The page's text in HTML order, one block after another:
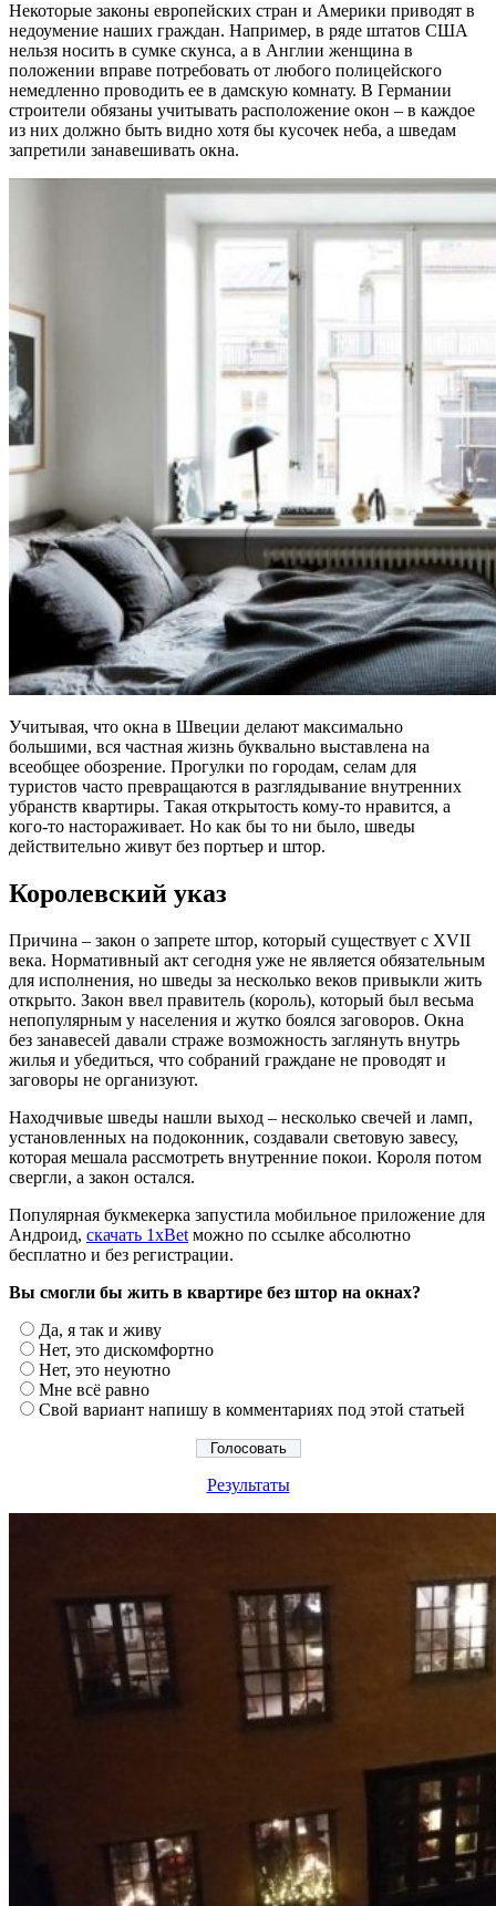
Некоторые законы европейских стран и Америки приводят в
недоумение наших граждан. Например, в ряде штатов США
нельзя носить в сумке скунса, а в Англии женщина в
положении вправе потребовать от любого полицейского
немедленно проводить ее в дамскую комнату. В Германии
строители обязаны учитывать расположение окон – в каждое
из них должно быть видно хотя бы кусочек неба, а шведам
запретили занавешивать окна.
Учитывая, что окна в Швеции делают максимально
большими, вся частная жизнь буквально выставлена на
всеобщее обозрение. Прогулки по городам, селам для
туристов часто превращаются в разглядывание внутренних
убранств квартиры. Такая открытость кому-то нравится, а
кого-то настораживает. Но как бы то ни было, шведы
действительно живут без портьер и штор.
Королевский указ
Причина – закон о запрете штор, который существует с XVII
века. Нормативный акт сегодня уже не является обязательным
для исполнения, но шведы за несколько веков привыкли жить
открыто. Закон ввел правитель (король), который был весьма
непопулярным у населения и жутко боялся заговоров. Окна
без занавесей давали страже возможность заглянуть внутрь
жилья и убедиться, что собраний граждане не проводят и
заговоры не организуют.
Находчивые шведы нашли выход – несколько свечей и ламп,
установленных на подоконник, создавали световую завесу,
которая мешала рассмотреть внутренние покои. Короля потом
свергли, а закон остался.
Популярная букмекерка запустила мобильное приложение для
Андроид, скачать 1xBet можно по ссылке абсолютно
бесплатно и без регистрации.
Вы смогли бы жить в квартире без штор на окнах?
Да, я так и живу
Нет, это дискомфортно
Нет, это неуютно
Мне всё равно
Свой вариант напишу в комментариях под этой статьей
Результаты